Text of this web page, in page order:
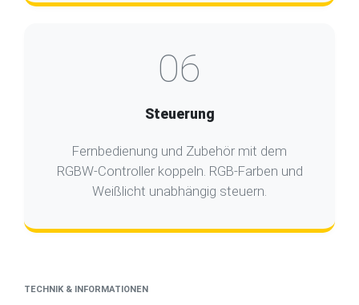
06
Steuerung
Fernbedienung und Zubehör mit dem
RGBW-Controller koppeln. RGB-Farben und
Weißlicht unabhängig steuern.
TECHNIK & INFORMATIONEN